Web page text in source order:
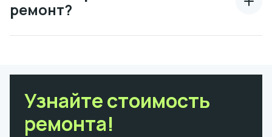
ремонт?
Узнайте стоимость
ремонта!